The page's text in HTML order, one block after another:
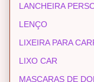
LANCHEIRA
LENÇO
LIXEIRA PARA
LIXO CAR
MASCARAS DE